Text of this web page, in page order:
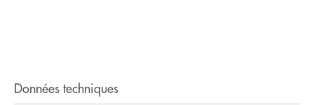
Données techniques